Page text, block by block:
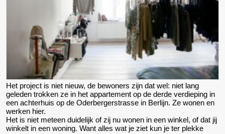
Het project is niet nieuw, de bewoners zijn dat wel: niet lang
geleden trokken ze in het appartement op de derde verdieping in
een achterhuis op de Oderbergerstrasse in Berlijn. Ze wonen en
werken hier.
Het is niet meteen duidelijk of zij nu wonen in een winkel, of dat jij
winkelt in een woning. Want alles wat je ziet kun je ter plekke